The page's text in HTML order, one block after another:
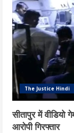
The Justice Hindi
सीतापुर में वीडियो
आरोपी गिरफ्तार